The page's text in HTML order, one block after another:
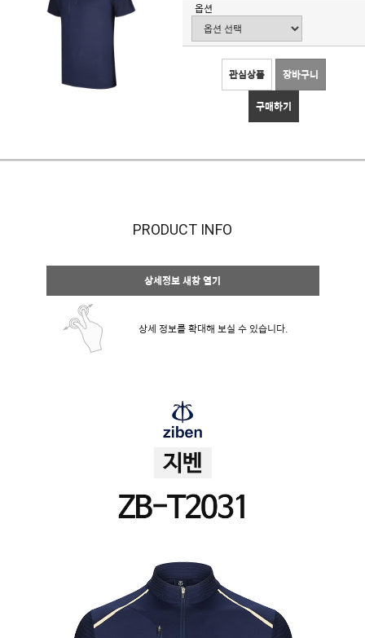
옵션
관심상품 장바구니
구매하기
PRODUCT INFO
상세정보 새창 열기
상세 정보를 확대해 보실 수 있습니다.